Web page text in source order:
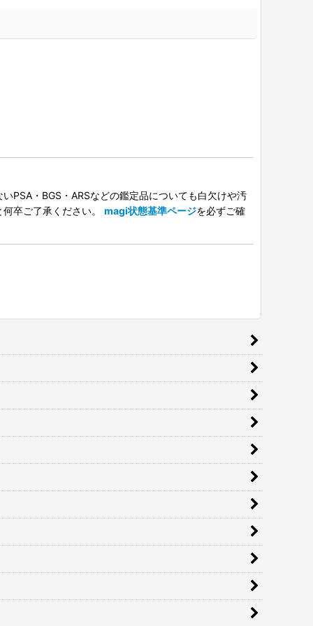
PSA・BGS・ARSなどの鑑定品についても白欠けや汚
卒ご了承ください。 magi状態基準ページを必ずご確